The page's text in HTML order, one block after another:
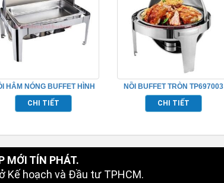
HÂM NÓNG BUFFET HÌNH
CHỮ NHẬT TP697001
CHI TIẾT
NỒI BUFFET TRÒN TP697003
CHI TIẾT
MỚI TÍN PHÁT.
Kế hoạch và Đầu tư TPHCM.